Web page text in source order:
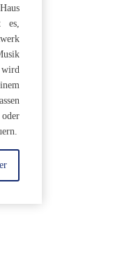
es,